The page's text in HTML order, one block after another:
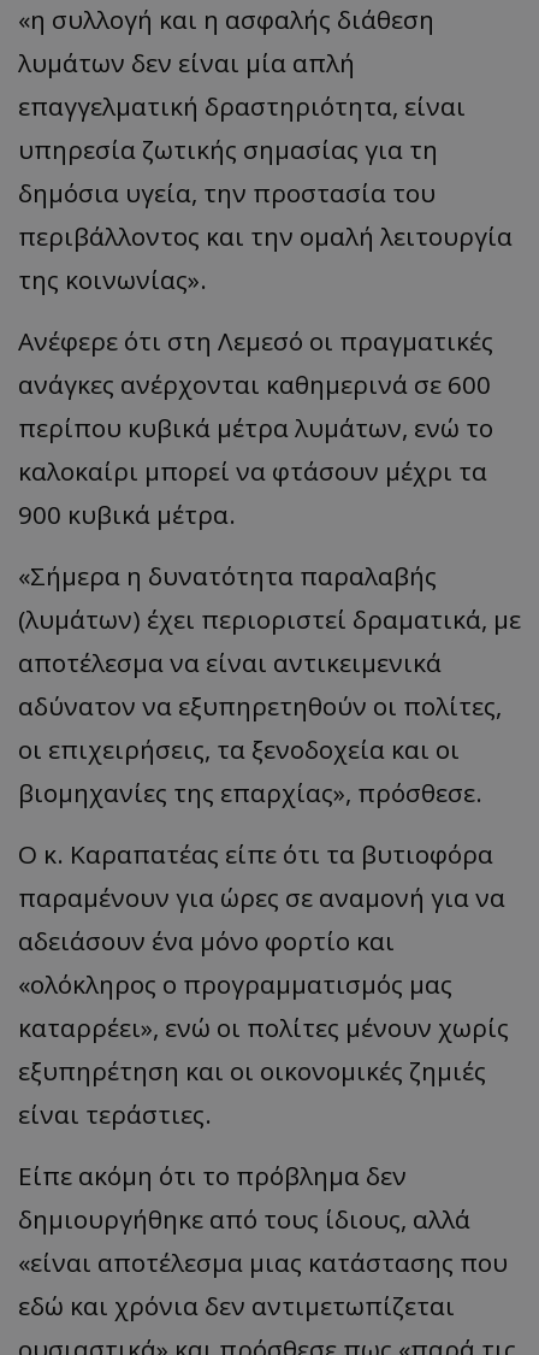
«η συλλογή και η ασφαλής διάθεση
λυμάτων δεν είναι μία απλή
επαγγελματική δραστηριότητα, είναι
υπηρεσία ζωτικής σημασίας για τη
δημόσια υγεία, την προστασία του
περιβάλλοντος και την ομαλή λειτουργία
της κοινωνίας».
Ανέφερε ότι στη Λεμεσό οι πραγματικές
ανάγκες ανέρχονται καθημερινά σε 600
περίπου κυβικά μέτρα λυμάτων, ενώ το
καλοκαίρι μπορεί να φτάσουν μέχρι τα
900 κυβικά μέτρα.
«Σήμερα η δυνατότητα παραλαβής
(λυμάτων) έχει περιοριστεί δραματικά, με
αποτέλεσμα να είναι αντικειμενικά
αδύνατον να εξυπηρετηθούν οι πολίτες,
οι επιχειρήσεις, τα ξενοδοχεία και οι
βιομηχανίες της επαρχίας», πρόσθεσε.
Ο κ. Καραπατέας είπε ότι τα βυτιοφόρα
παραμένουν για ώρες σε αναμονή για να
αδειάσουν ένα μόνο φορτίο και
«ολόκληρος ο προγραμματισμός μας
καταρρέει», ενώ οι πολίτες μένουν χωρίς
εξυπηρέτηση και οι οικονομικές ζημιές
είναι τεράστιες.
Είπε ακόμη ότι το πρόβλημα δεν
δημιουργήθηκε από τους ίδιους, αλλά
«είναι αποτέλεσμα μιας κατάστασης που
εδώ και χρόνια δεν αντιμετωπίζεται